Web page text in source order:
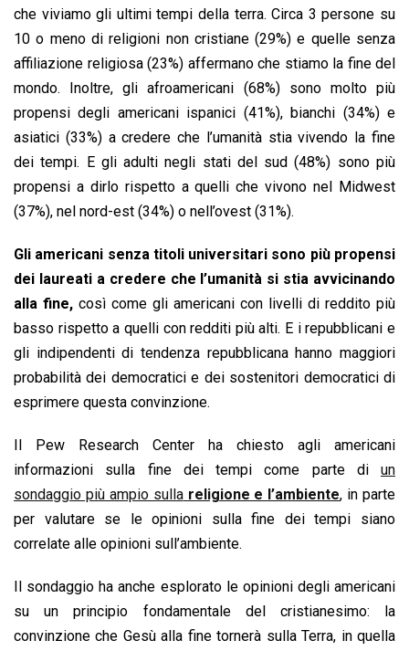
che viviamo gli ultimi tempi della terra. Circa 3 persone su
10 o meno di religioni non cristiane (29%) e quelle senza
affiliazione religiosa (23%) affermano che stiamo la fine del
mondo. Inoltre, gli afroamericani (68%) sono molto più
propensi degli americani ispanici (41%), bianchi (34%) e
asiatici (33%) a credere che l’umanità stia vivendo la fine
dei tempi. E gli adulti negli stati del sud (48%) sono più
propensi a dirlo rispetto a quelli che vivono nel Midwest
(37%), nel nord-est (34%) o nell’ovest (31%).
Gli americani senza titoli universitari sono più propensi
dei laureati a credere che l’umanità si stia avvicinando
alla fine, così come gli americani con livelli di reddito più
basso rispetto a quelli con redditi più alti. E i repubblicani e
gli indipendenti di tendenza repubblicana hanno maggiori
probabilità dei democratici e dei sostenitori democratici di
esprimere questa convinzione.
Il Pew Research Center ha chiesto agli americani
informazioni sulla fine dei tempi come parte di un
sondaggio più ampio sullareligione e l’ambiente, in parte
per valutare se le opinioni sulla fine dei tempi siano
correlate alle opinioni sull’ambiente.
Il sondaggio ha anche esplorato le opinioni degli americani
su un principio fondamentale del cristianesimo: la
convinzione che Gesù alla fine tornerà sulla Terra, in quella